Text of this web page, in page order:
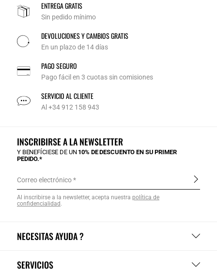
ENTREGA GRATIS
Sin pedido mínimo
DEVOLUCIONES Y CAMBIOS GRATIS
En un plazo de 14 días
PAGO SEGURO
Pago fácil en 3 cuotas sin comisiones
SERVICIO AL CLIENTE
Al +34 912 158 943
NECESITAS AYUDA ?
SERVICIOS
INSCRIBIRSE A LA NEWSLETTER
Y BENEFÍCIESE DE UN 10% DE DESCUENTO EN SU PRIMER
PEDIDO.*
Correo electrónico
Al inscribirse a la newsletter, acepta nuestra política de
confidencialidad.